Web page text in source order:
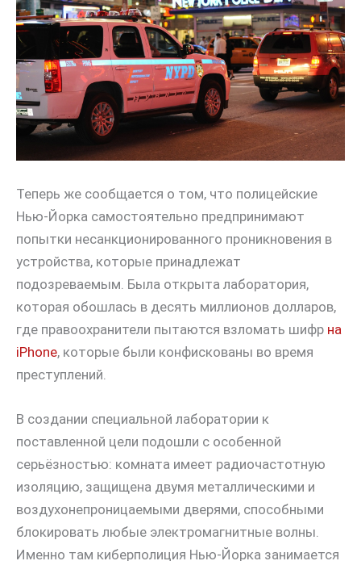
Теперь же сообщается о том, что полицейские
Нью-Йорка самостоятельно предпринимают
попытки несанкционированного проникновения в
устройства, которые принадлежат
подозреваемым. Была открыта лаборатория,
которая обошлась в десять миллионов долларов,
где правоохранители пытаются взломать шифр на
iPhone, которые были конфискованы во время
преступлений.
В создании специальной лаборатории к
поставленной цели подошли с особенной
серьёзностью: комната имеет радиочастотную
изоляцию, защищена двумя металлическими и
воздухонепроницаемыми дверями, способными
блокировать любые электромагнитные волны.
Именно там киберполиция Нью-Йорка занимается